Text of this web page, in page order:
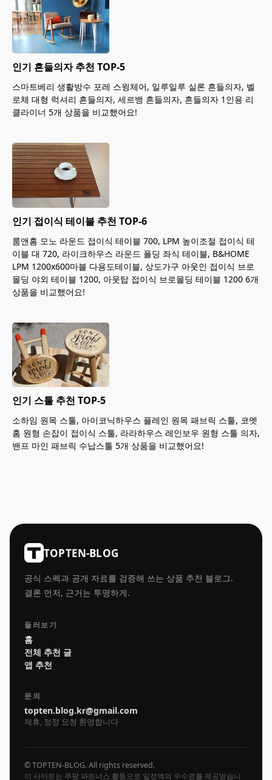
인기 흔들의자 추천 TOP-5
스마트베리 생활방수 포레 스윙체어, 일루일루 실론 흔들의자, 벨
로체 대형 럭셔리 흔들의자, 세르뱅 흔들의자, 흔들의자 1인용 리
클라이너 5개 상품을 비교했어요!
인기 접이식 테이블 추천 TOP-6
룸앤홈 모노 라운드 접이식 테이블 700, LPM 높이조절 접이식 테
이블 대 720, 라이크하우스 라운드 폴딩 좌식 테이블, B&HOME
LPM 1200x600마블 다용도테이블, 상도가구 아웃인 접이식 브로
몰딩 야외 테이블 1200, 아웃탑 접이식 브로몰딩 테이블 1200 6개
상품을 비교했어요!
인기 스툴 추천 TOP-5
소하임 원목 스툴, 아이코닉하우스 플레인 원목 패브릭 스툴, 코멧
홈 원형 손잡이 접이식 스툴, 라라하우스 레인보우 원형 스툴 의자,
밴프 마인 패브릭 수납스툴 5개 상품을 비교했어요!
TOPTEN-BLOG
공식 스펙과 공개 자료를 검증해 쓰는 상품 추천 블로그.
결론 먼저, 근거는 투명하게.
둘러보기
홈
전체 추천 글
앱 추천
문의
topten.blog.kr@gmail.com
제휴, 정정 요청 환영합니다
© TOPTEN-BLOG. All rights reserved.
이 사이트는 쿠팡 파트너스 활동으로 일정액의 수수료를 제공받습니